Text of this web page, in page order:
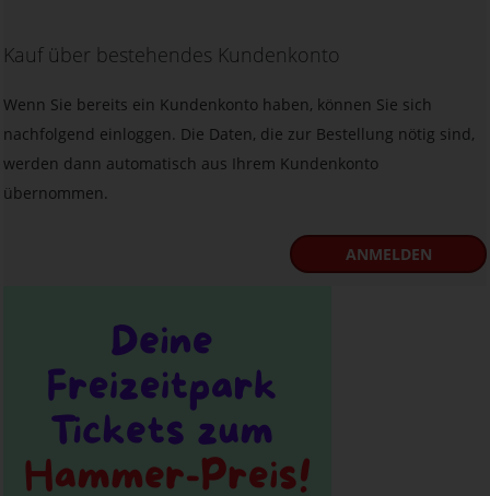
Kauf über bestehendes Kundenkonto
Wenn Sie bereits ein Kundenkonto haben, können Sie sich
nachfolgend einloggen. Die Daten, die zur Bestellung nötig sind,
werden dann automatisch aus Ihrem Kundenkonto
übernommen.
ANMELDEN